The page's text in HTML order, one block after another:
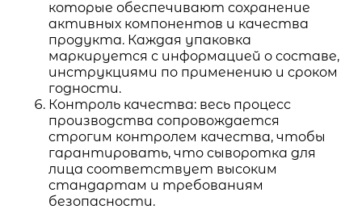
которые обеспечивают сохранение
активных компонентов и качества
продукта. Каждая упаковка
маркируется с информацией о составе,
инструкциями по применению и сроком
годности.
Контроль качества: весь процесс
производства сопровождается
строгим контролем качества, чтобы
гарантировать, что сыворотка для
лица соответствует высоким
стандартам и требованиям
безопасности.